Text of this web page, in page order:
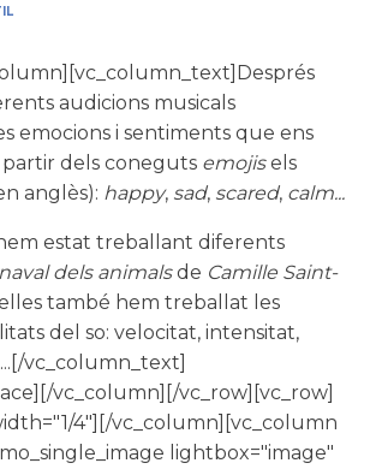
audicions musicals
emocions i sentiments que ens
partir dels coneguts emojisels
anglès): happy, sad, scared, calm...
estat treballant diferents
dels animalsde Camille Saint-
també hem treballat les
del so: velocitat, intensitat,
vc_column_text]
vc_column][/vc_row][vc_row]
4"][/vc_column][vc_column
lightbox="image"